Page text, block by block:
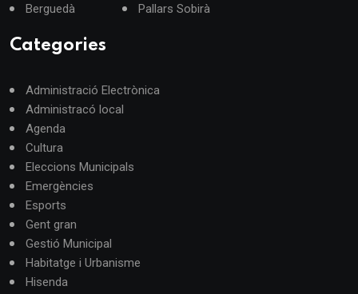
Berguedà
Pallars Sobirà
Categories
Administració Electrònica
Administracó local
Agenda
Cultura
Eleccions Municipals
Emergències
Esports
Gent gran
Gestió Municipal
Habitatge i Urbanisme
Hisenda